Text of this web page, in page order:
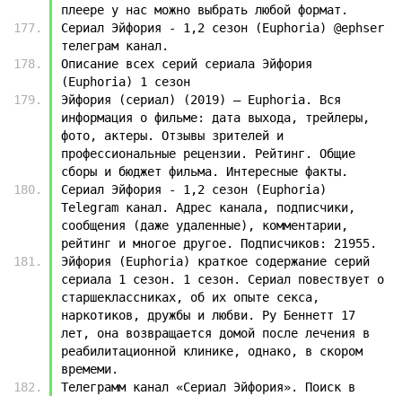
плеере у нас можно выбрать любой формат.
Сериал Эйфория - 1,2 сезон (Euphoria) @ephser
телеграм канал.
Описание всех серий сериала Эйфория
(Euphoria) 1 сезон
Эйфория (сериал) (2019) — Euphoria. Вся
информация о фильме: дата выхода, трейлеры,
фото, актеры. Отзывы зрителей и
профессиональные рецензии. Рейтинг. Общие
сборы и бюджет фильма. Интересные факты.
Сериал Эйфория - 1,2 сезон (Euphoria)
Telegram канал. Адрес канала, подписчики,
сообщения (даже удаленные), комментарии,
рейтинг и многое другое. Подписчиков: 21955.
Эйфория (Euphoria) краткое содержание серий
сериала 1 сезон. 1 сезон. Сериал повествует о
старшеклассниках, об их опыте секса,
наркотиков, дружбы и любви. Ру Беннетт 17
лет, она возвращается домой после лечения в
реабилитационной клинике, однако, в скором
времеми.
Телеграмм канал «Сериал Эйфория». Поиск в